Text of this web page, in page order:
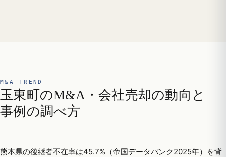
M&A TREND
玉東町のM&A・会社売却の動向と
事例の調べ方
熊本県の後継者不在率は45.7%（帝国データバンク2025年）を背